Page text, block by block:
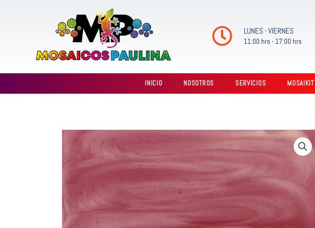
LUNES - VIERNES
11:00 hrs - 17:00 hrs
INICIO NOSOTROS SERVICIOS MOSAIKIT